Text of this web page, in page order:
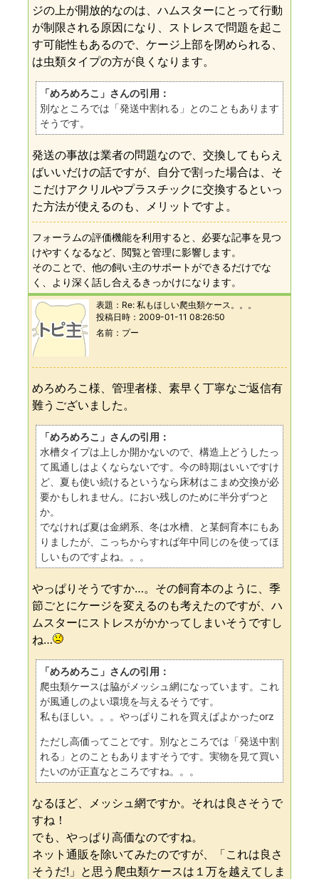
ジの上が開放的なのは、ハムスターにとって行動
が制限される原因になり、ストレスで問題を起こ
す可能性もあるので、ケージ上部を閉められる、
は虫類タイプの方が良くなります。
「めろめろこ」さんの引用：
別なところでは「発送中割れる」とのこともあります
そうです。
発送の事故は業者の問題なので、交換してもらえ
ばいいだけの話ですが、自分で割った場合は、そ
こだけアクリルやプラスチックに交換するといっ
た方法が使えるのも、メリットですよ。
フォーラムの評価機能を利用すると、必要な記事を見つ
けやすくなるなど、閲覧と管理に影響します。
そのことで、他の飼い主のサポートができるだけでな
く、より深く話し合えるきっかけになります。
表題： Re: 私もほしい爬虫類ケース。。。
投稿日時： 2009-01-11 08:26:50
名前
プー
めろめろこ様、管理者様、素早く丁寧なご返信有
難うございました。
「めろめろこ」さんの引用：
水槽タイプは上しか開かないので、構造上どうしたっ
て風通しはよくならないです。今の時期はいいですけ
ど、夏も使い続けるというなら床材はこまめ交換が必
要かもしれません。におい残しのために半分ずつと
か。
でなければ夏は金網系、冬は水槽、と某飼育本にもあ
りましたが、こっちからすれば年中同じのを使ってほ
しいものですよね。。。
やっぱりそうですか…。その飼育本のように、季
節ごとにケージを変えるのも考えたのですが、ハ
ムスターにストレスがかかってしまいそうですし
ね…
「めろめろこ」さんの引用：
爬虫類ケースは脇がメッシュ網になっています。これ
が風通しのよい環境を与えるそうです。
私もほしい。。。やっぱりこれを買えばよかったorz
ただし高価ってことです。別なところでは「発送中割
れる」とのこともありますそうです。実物を見て買い
たいのが正直なところですね。。。
なるほど、メッシュ網ですか。それは良さそうで
すね！
でも、やっぱり高価なのですね。
ネット通販を除いてみたのですが、「これは良さ
そうだ!」と思う爬虫類ケースは１万を越えてしま